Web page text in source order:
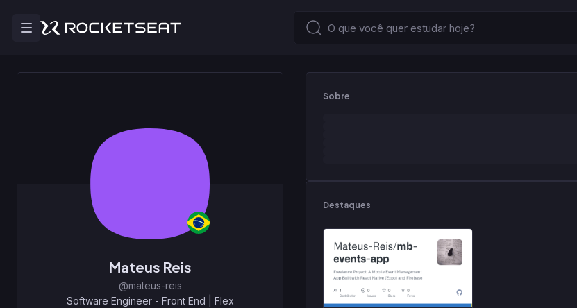
Mateus Reis
@mateus-reis
Software Engineer - Front End
Flex
Sobre
Destaques